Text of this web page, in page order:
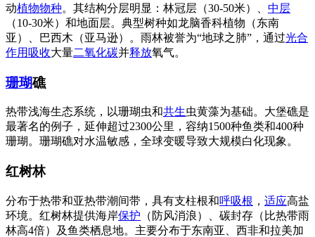
动植物物种。其结构分层明显：林冠层（30-50米）、 中层
（10-30米）和地面层。典型树种如龙脑香科植物（东南
亚）、巴西木（亚马逊）。雨林被誉为“地球之肺”，通过光合
作用 吸收大量二氧化碳并释放氧气。
珊瑚礁
热带浅海生态系统，以珊瑚虫和共生虫黄藻为基础。大堡礁是
最著名的例子，延伸超过2300公里，容纳1500种鱼类和400种
珊瑚。珊瑚礁对水温敏感，全球变暖导致大规模白化现象。
红树林
分布于热带和亚热带潮间带，具有支柱根和呼吸根 ， 适应高盐
环境。红树林提供海岸保护 （防风消浪）、碳封存（比热带雨
林高4倍）及鱼类栖息地。主要分布于东南亚、西非和拉美加